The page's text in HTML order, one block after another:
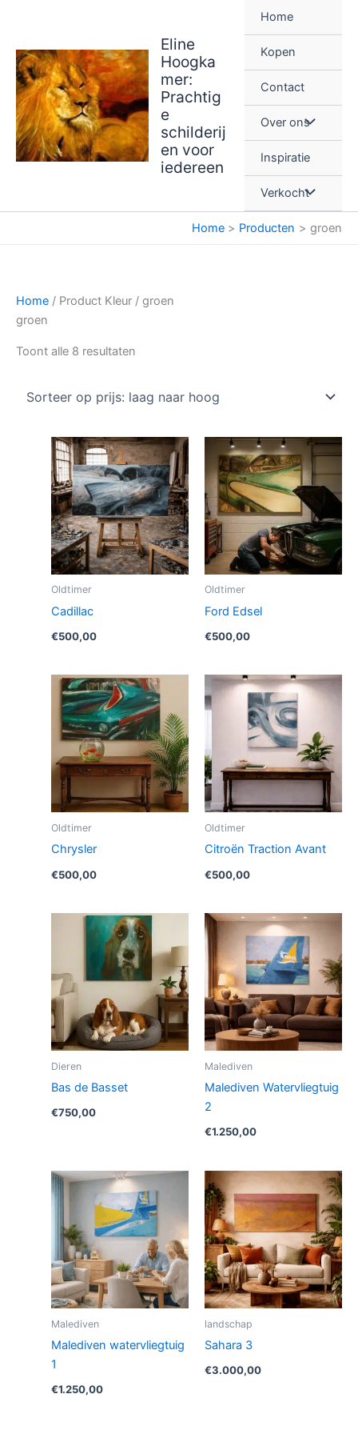
inhoud
Eline
Hoogka
mer:
Prachtig
e
schilderij
en voor
iedereen
Home
Kopen
Contact
Over ons
Inspiratie
Verkocht
Home Producten groen
Home / Product Kleur / groen
groen
Toont alle 8 resultaten
laag
hoog
Oldtimer
Cadillac
€500,00
Oldtimer
Ford Edsel
€500,00
Oldtimer
Chrysler
€500,00
Oldtimer
Citroën Traction Avant
€500,00
Dieren
Bas de Basset
€750,00
Malediven
Malediven Watervliegtuig
2
€1.250,00
Malediven
Malediven watervliegtuig
1
€1.250,00
landschap
Sahara 3
€3.000,00